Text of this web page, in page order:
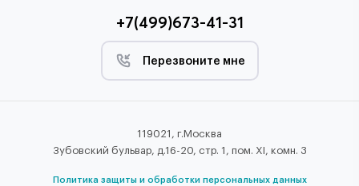
+7(499)673-41-31
Перезвоните мне
119021, г.Москва
Зубовский бульвар, д.16-20, стр. 1, пом. XI, комн. 3
Политика защиты и обработки персональных данных